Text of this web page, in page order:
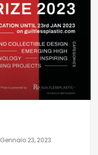
Gennaio 23, 2023